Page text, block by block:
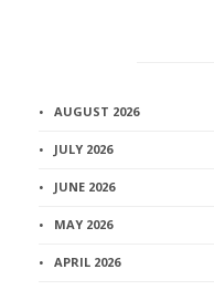
AUGUST 2026
JULY 2026
JUNE 2026
MAY 2026
APRIL 2026